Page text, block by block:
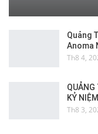
Quảng
Anoma
Th8 4,
KỶ
Th8 3,